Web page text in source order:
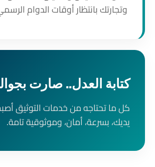
وتجارتك بانتظار أوقات الدوام
كتابة العدل.. صارت
كل ما تحتاجه من خدمات التوثيق
يديك، بسرعة، أمان، وموثوقية تامة.